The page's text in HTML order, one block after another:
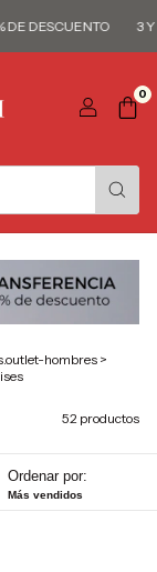
3 Y 6
0
hombres >
52 productos
Ordenar por:
Más vendidos